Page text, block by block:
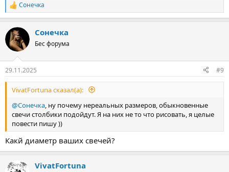
Р
е
к
ц
и
Сонечка
Сонечка
Бес форума
29.11.2025 #9
VivatFortuna сказал(а):
@Сонечка , ну почему нереальных размеров, обыкновенные
свечи столбики подойдут. Я на них не то что рисовать, я целые
повести пишу ))
Какй диаметр ваших свечей?
VivatFortuna